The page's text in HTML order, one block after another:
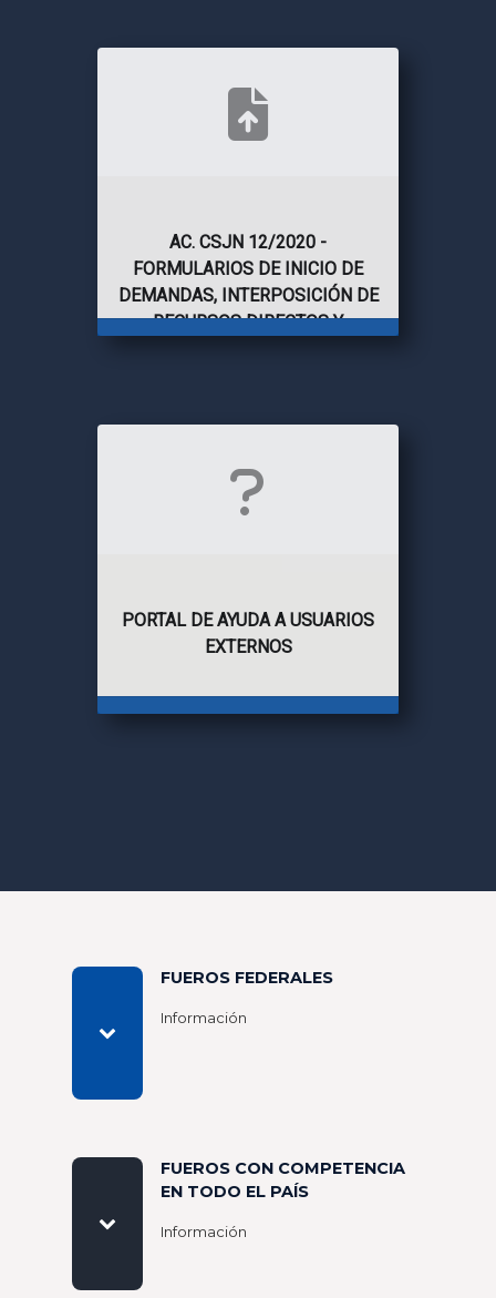
AC. CSJN 12/2020 -
FORMULARIOS DE INICIO DE
DEMANDAS, INTERPOSICIÓN DE
RECURSOS DIRECTOS Y
PORTAL DE AYUDA A USUARIOS
EXTERNOS
FUEROS FEDERALES
Información
FUEROS CON COMPETENCIA
EN TODO EL PAÍS
Información